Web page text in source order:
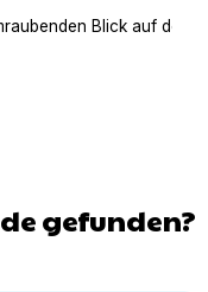
Blick auf den
gefunden?